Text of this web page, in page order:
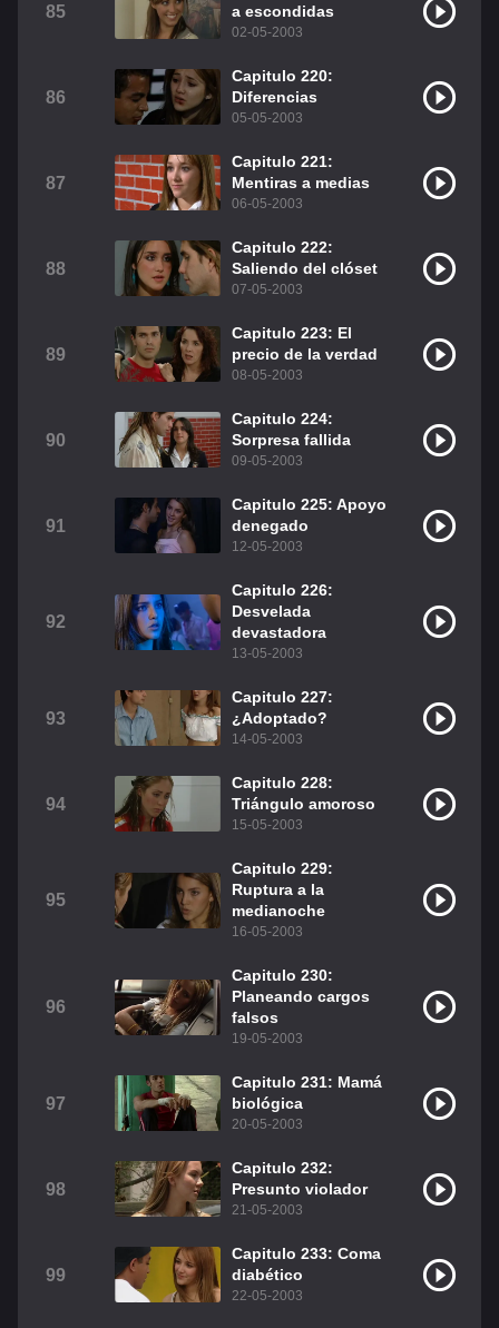
85
a escondidas
02-05-2003
86
Capitulo 220:
Diferencias
05-05-2003
87
Capitulo 221:
Mentiras a medias
06-05-2003
88
Capitulo 222:
Saliendo del clóset
07-05-2003
89
Capitulo 223: El
precio de la verdad
08-05-2003
90
Capitulo 224:
Sorpresa fallida
09-05-2003
91
Capitulo 225: Apoyo
denegado
12-05-2003
92
Capitulo 226:
Desvelada
devastadora
13-05-2003
93
Capitulo 227:
¿Adoptado?
14-05-2003
94
Capitulo 228:
Triángulo amoroso
15-05-2003
95
Capitulo 229:
Ruptura a la
medianoche
16-05-2003
96
Capitulo 230:
Planeando cargos
falsos
19-05-2003
97
Capitulo 231: Mamá
biológica
20-05-2003
98
Capitulo 232:
Presunto violador
21-05-2003
99
Capitulo 233: Coma
diabético
22-05-2003